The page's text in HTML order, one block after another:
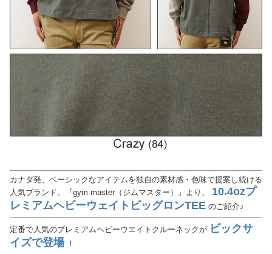
カナダ発、ベーシックなアイテムを独自の素材感・色味で提案し続ける
人気ブランド、『gym master（ジムマスター）』より、 10.4ozプ
レミアムヘビーウェイトビッグロンTEE のご紹介♪
定番で人気のプレミアムヘビーウエイトクルーネックが ビックサ
イズで登場！